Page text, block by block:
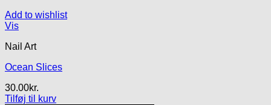
Add to wishlist
Vis
Nail Art
Ocean Slices
30.00kr.
Tilføj til kurv